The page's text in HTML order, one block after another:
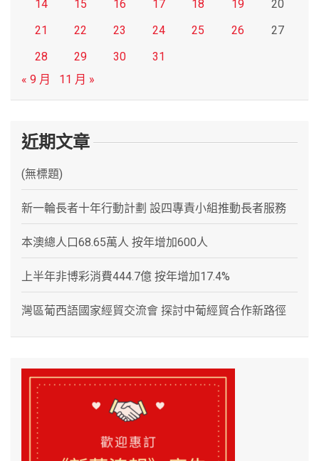
14
15 16 17 18 19
20
21
22 23 24 25 26
27
28
29 30
31
« 9 月
11 月 »
近期文章
(無標題)
新一輪長者十年行動計劃 設四專責小組推動長者服務
本澳總人口68.65萬人 按年增加600人
上半年非博彩消費444.7億 按年增加17.4%
灣區葡西語國家經貿交流會 探討中葡經貿合作新路徑